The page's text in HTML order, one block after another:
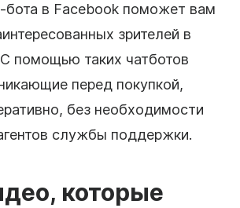
бота в Facebook поможет вам
зрителей в
С помощью таких чатботов
перед покупкой,
без необходимости
службы поддержки.
которые